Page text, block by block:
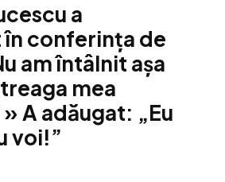
a
conferința de
am întâlnit așa
mea
A adăugat: „Eu
voi!”